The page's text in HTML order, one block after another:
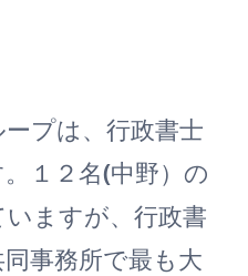
プは、行政書士
１２名(中野）の
ますが、行政書
事務所で最も大